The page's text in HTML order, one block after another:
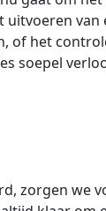
of het
soepel
zorgen we